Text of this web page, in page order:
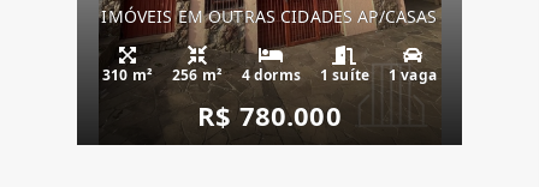
IMÓVEIS EM OUTRAS CIDADES AP/CASAS
310 m² 256 m² 4 dorms 1 suíte 1 vaga
R$ 780.000